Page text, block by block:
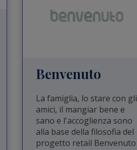
Benvenuto
La famiglia, lo stare con gli
amici, il mangiar bene e
sano e l'accoglienza sono
alla base della filosofia del
progetto retail Benvenuto